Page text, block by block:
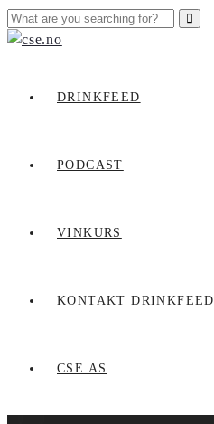
DRINKFEED
PODCAST
VINKURS
KONTAKT DRINKFEED
CSE AS